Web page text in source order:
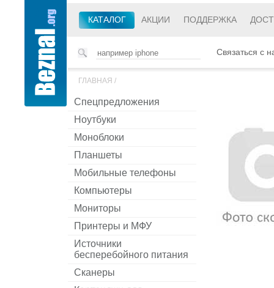
КАТАЛОГ АКЦИИ ПОДДЕРЖКА
Связаться с
ГЛАВНАЯ /
Спецпредложения
Ноутбуки
Моноблоки
Планшеты
Мобильные телефоны
Компьютеры
Мониторы
Принтеры и МФУ
Источники
бесперебойного питания
Сканеры